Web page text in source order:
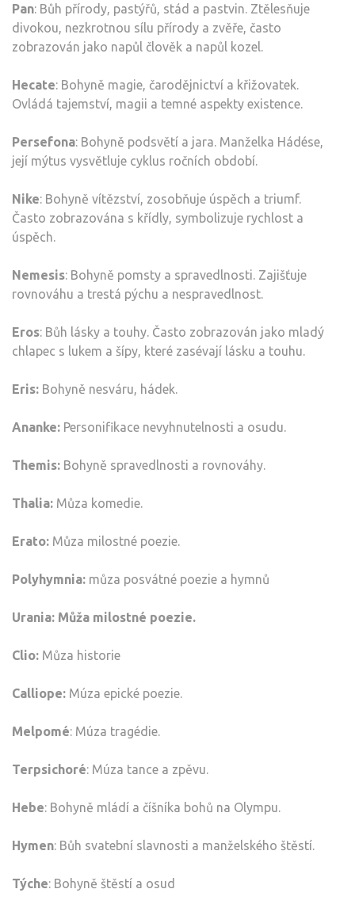
Pan: Bůh přírody, pastýřů, stád a pastvin. Ztělesňuje
divokou, nezkrotnou sílu přírody a zvěře, často
zobrazován jako napůl člověk a napůl kozel.
Hecate: Bohyně magie, čarodějnictví a křižovatek.
Ovládá tajemství, magii a temné aspekty existence.
Persefona: Bohyně podsvětí a jara. Manželka Hádése,
její mýtus vysvětluje cyklus ročních období.
Nike: Bohyně vítězství, zosobňuje úspěch a triumf.
Často zobrazována s křídly, symbolizuje rychlost a
úspěch.
Nemesis: Bohyně pomsty a spravedlnosti. Zajišťuje
rovnováhu a trestá pýchu a nespravedlnost.
Eros: Bůh lásky a touhy. Často zobrazován jako mladý
chlapec s lukem a šípy, které zasévají lásku a touhu.
Eris: Bohyně nesváru, hádek.
Ananke: Personifikace nevyhnutelnosti a osudu.
Themis: Bohyně spravedlnosti a rovnováhy.
Thalia: Můza komedie.
Erato: Můza milostné poezie.
Polyhymnia: můza posvátné poezie a hymnů
Urania: Můža milostné poezie.
Clio: Můza historie
Calliope: Múza epické poezie.
Melpomé: Múza tragédie.
Terpsichoré: Múza tance a zpěvu.
Hebe: Bohyně mládí a číšníka bohů na Olympu.
Hymen: Bůh svatební slavnosti a manželského štěstí.
Týche: Bohyně štěstí a osud